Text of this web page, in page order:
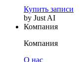
Купить записи
by Just AI
Компания
Компания
О нас